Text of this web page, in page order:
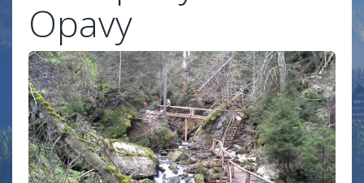
Opavy